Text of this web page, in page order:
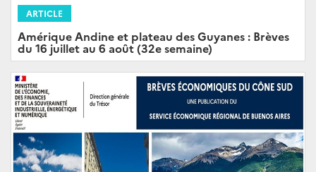
ARTICLE
Amérique Andine et plateau des Guyanes : Brèves
du 16 juillet au 6 août (32e semaine)